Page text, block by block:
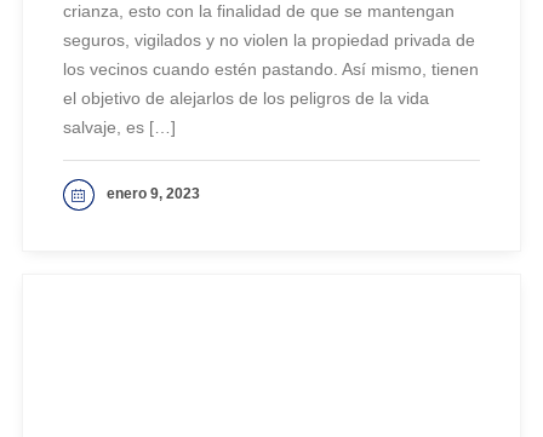
crianza, esto con la finalidad de que se mantengan
seguros, vigilados y no violen la propiedad privada de
los vecinos cuando estén pastando. Así mismo, tienen
el objetivo de alejarlos de los peligros de la vida
salvaje, es […]
enero 9, 2023
VER MAS